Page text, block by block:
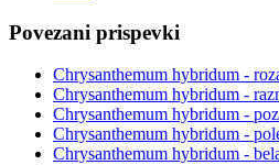
Povezani prispevki
Chrysanthemum hybridum -
Chrysanthemum hybridum -
Chrysanthemum hybridum -
Chrysanthemum hybridum -
Chrysanthemum hybridum -